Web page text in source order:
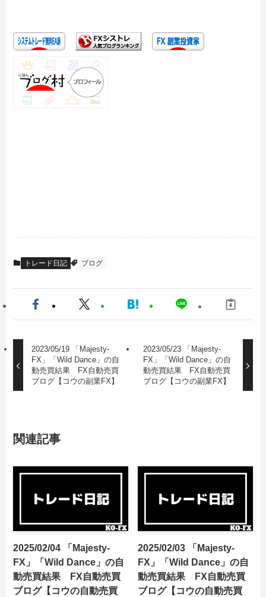
トレード日記 ブログ
2023/05/19 「Majesty-
FX」「Wild Dance」の自
動売買結果 FX自動売買
ブログ【コウの副業FX】
2023/05/23 「Majesty-
FX」「Wild Dance」の自
動売買結果 FX自動売買
ブログ【コウの副業FX】
関連記事
2025/02/04 「Majesty-
FX」「Wild Dance」の自
動売買結果 FX自動売買
ブログ【コウの自動売買
2025/02/03 「Majesty-
FX」「Wild Dance」の自
動売買結果 FX自動売買
ブログ【コウの自動売買